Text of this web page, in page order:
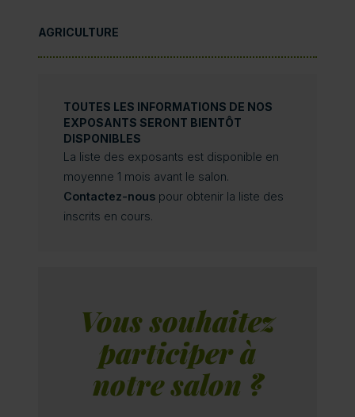
AGRICULTURE
TOUTES LES INFORMATIONS DE NOS
EXPOSANTS SERONT BIENTÔT
DISPONIBLES
La liste des exposants est disponible en
moyenne 1 mois avant le salon.
Contactez-nous pour obtenir la liste des
inscrits en cours.
Vous souhaitez
participer à
notre salon ?